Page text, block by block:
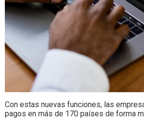
Con estas nuevas funciones, las
pagos en más de 170 países de forma